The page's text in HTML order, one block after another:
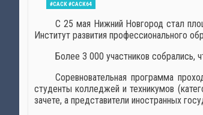
#САСК #САСК64
С 25 мая Нижний Новгород стал
Институт развития профессионального
Более 3 000 участников собрались,
Соревновательная программа
студенты колледжей и техникумов
зачете, а представители иностранных